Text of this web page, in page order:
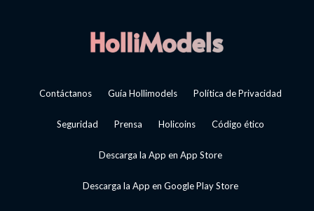
Contáctanos Guía Hollimodels Política de Privacidad
Seguridad Prensa Holicoins Código ético
Descarga la App en App Store
Descarga la App en Google Play Store